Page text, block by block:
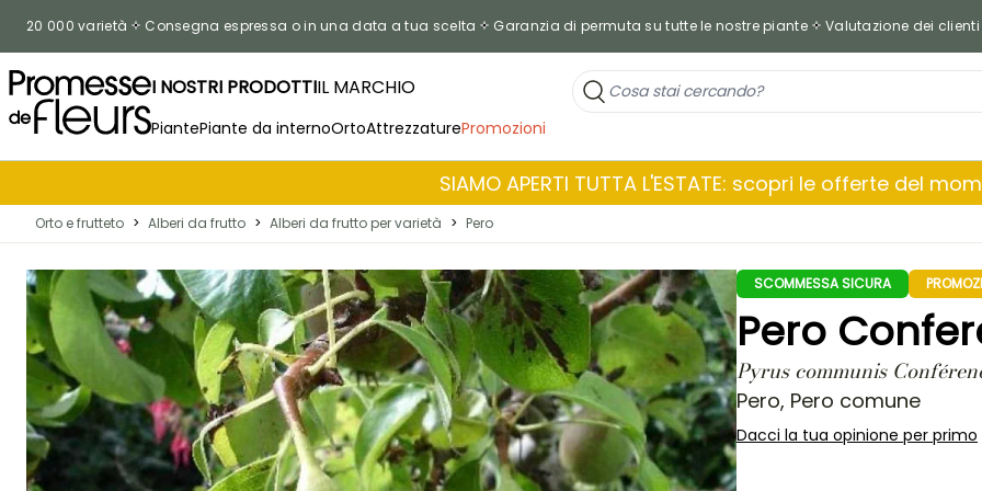
20 000 varietà Consegna espressa o in una data a tua scelta Garanzia di permuta su tutte le nostre piante Valutazione dei
I NOSTRI PRODOTTIIL MARCHIO
PiantePiante da internoOrtoAttrezzaturePromozioni
SIAMO APERTI TUTTA L'ESTATE: scopri le offerte del
Orto e frutteto > Alberi da frutto > Alberi da frutto per varietà > Pero
SCOMMESSA SICURA
Pero
Pyrus communis
Pero, Pero comune
Dacci la tua opinione per primo